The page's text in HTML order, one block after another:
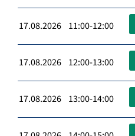
17.08.2026 11:00-12:00
17.08.2026 12:00-13:00
17.08.2026 13:00-14:00